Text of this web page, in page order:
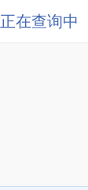
正在查询中